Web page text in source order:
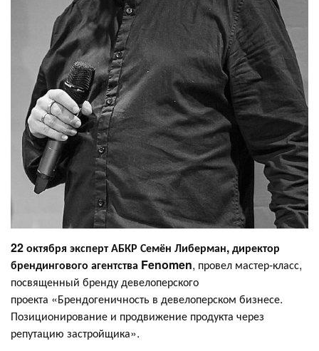
22 октября эксперт АБКР Семён Либерман, директор
брендингового агентства Fenomen, провел мастер-класс,
посвященный бренду девелоперского
проекта «Брендогеничность в девелоперском бизнесе.
Позиционирование и продвижение продукта через
репутацию застройщика».